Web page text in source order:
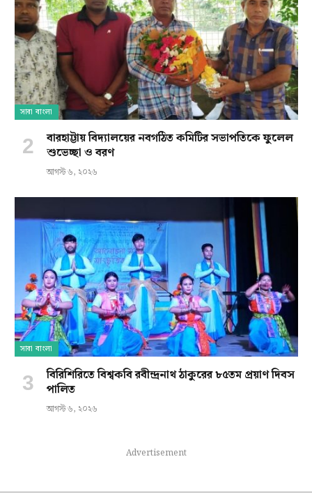
সারা বাংলা
বারহাট্টায় বিদ্যালয়ের নবগঠিত কমিটির সভাপতিকে ফুলেল
শুভেচ্ছা ও বরণ
আগস্ট ৬, ২০২৬
সারা বাংলা
বিরিশিরিতে বিশ্বকবি রবীন্দ্রনাথ ঠাকুরের ৮৫তম প্রয়াণ দিবস
পালিত
আগস্ট ৬, ২০২৬
Advertisement